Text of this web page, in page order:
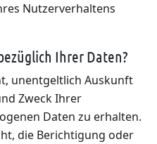
Nutzerverhaltens
Ihrer Daten?
unentgeltlich Auskunft
Zweck Ihrer
Daten zu erhalten.
die Berichtigung oder